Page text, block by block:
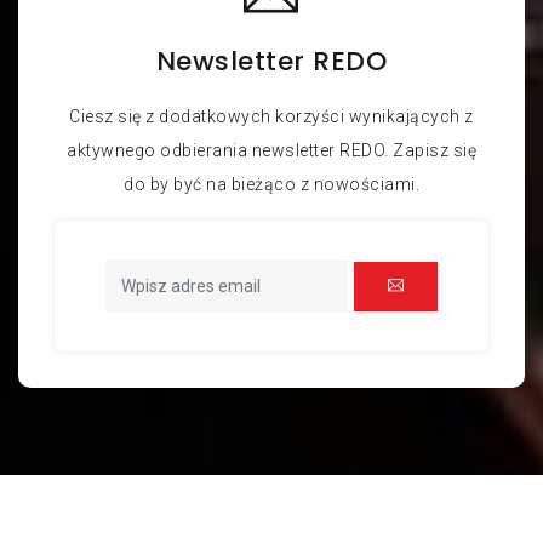
Pas ścierny bezkońcowy z
materiału REDO Low Strech RL-
BL 19x457 A FIN
materiału REDO Low Strech RL-
BL 19x457 A VFN
Pas ścierny bezkońcowy z
Newsletter REDO
Ciesz się z dodatkowych korzyści wynikających z
aktywnego odbierania newsletter REDO. Zapisz się
do by być na bieżąco z nowościami.